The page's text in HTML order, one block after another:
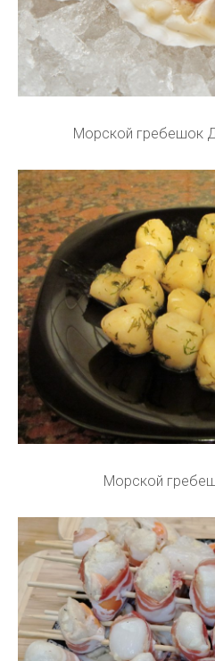
Морской гребешок
Морской